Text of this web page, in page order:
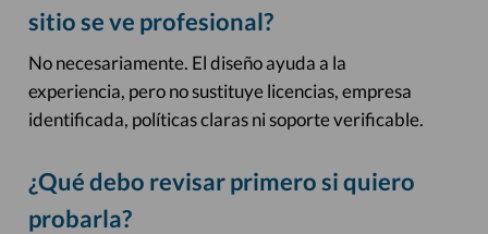
sitio se ve profesional?
No necesariamente. El diseño ayuda a la
experiencia, pero no sustituye licencias, empresa
identificada, políticas claras ni soporte verificable.
¿Qué debo revisar primero si quiero
probarla?